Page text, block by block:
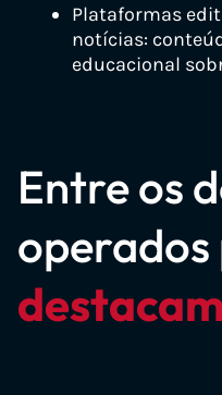
Plataformas
notícias:
educacional
Entre os
operados